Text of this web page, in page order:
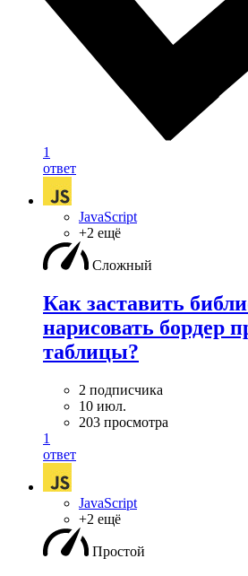
1
ответ
JavaScript
+2 ещё
Сложный
Как заставить
нарисовать бордер
таблицы?
2 подписчика
10 июл.
203 просмотра
1
ответ
JavaScript
+2 ещё
Простой